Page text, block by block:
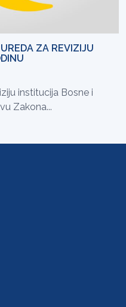
ZA REVIZIJU
institucija Bosne i
Zakona...